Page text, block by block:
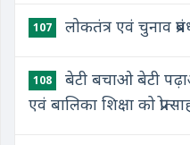
107 लोकतंत्र एवं चुनाव
108
बेटी बचाओ बेटी
एवं बालिका शिक्षा को